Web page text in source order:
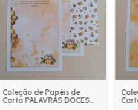
Coleção de Papéis de
Carta PALAVRAS DOCES